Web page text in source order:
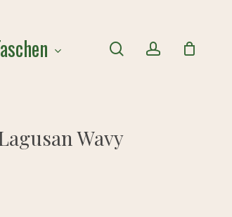
searchaccount
Cart
Wavy